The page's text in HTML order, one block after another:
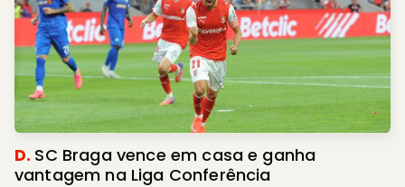
D. SC Braga vence em casa e ganha
vantagem na Liga Conferência